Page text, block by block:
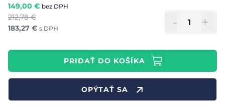
149,00 € bez DPH
212,78€
183,27 € s DPH - +
PRIDAŤ DO KOŠÍKA
OPÝTAŤ SA